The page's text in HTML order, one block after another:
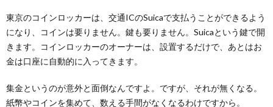
東京のコインロッカーは、交通ICのSuicaで支払うことができるよう
になり、コインは要りません。鍵も要りません。Suicaという鍵で開
きます。コインロッカーのオーナーは、設置するだけで、あとはお
金は口座に自動的に入ってきます。
集金というのが意外と面倒なんですよ。ですが、それが無くなる。
紙幣やコインを集めて、数える手間がなくなるわけですから。